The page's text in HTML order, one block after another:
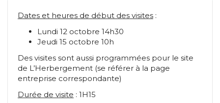
Dates et heures de début des visites :
Lundi 12 octobre 14h30
Jeudi 15 octobre 10h
Des visites sont aussi programmées pour le site
de L’Herbergement (se référer à la page
entreprise correspondante)
Durée de visite : 1H15